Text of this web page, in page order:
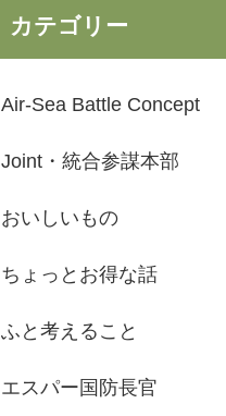
カテゴリー
Air-Sea Battle Concept
Joint・統合参謀本部
おいしいもの
ちょっとお得な話
ふと考えること
エスパー国防長官